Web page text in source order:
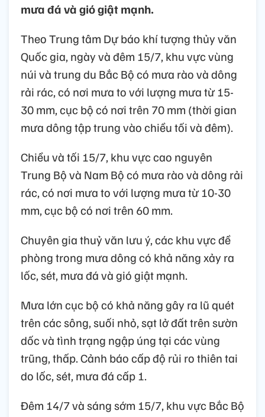
mưa đá và gió giật mạnh.
Theo Trung tâm Dự báo khí tượng thủy văn
Quốc gia, ngày và đêm 15/7, khu vực vùng
núi và trung du Bắc Bộ có mưa rào và dông
rải rác, có nơi mưa to với lượng mưa từ 15-
30 mm, cục bộ có nơi trên 70 mm (thời gian
mưa dông tập trung vào chiều tối và đêm).
Chiều và tối 15/7, khu vực cao nguyên
Trung Bộ và Nam Bộ có mưa rào và dông rải
rác, có nơi mưa to với lượng mưa từ 10-30
mm, cục bộ có nơi trên 60 mm.
Chuyên gia thuỷ văn lưu ý, các khu vực đề
phòng trong mưa dông có khả năng xảy ra
lốc, sét, mưa đá và gió giật mạnh.
Mưa lớn cục bộ có khả năng gây ra lũ quét
trên các sông, suối nhỏ, sạt lở đất trên sườn
dốc và tình trạng ngập úng tại các vùng
trũng, thấp. Cảnh báo cấp độ rủi ro thiên tai
do lốc, sét, mưa đá cấp 1.
Đêm 14/7 và sáng sớm 15/7, khu vực Bắc Bộ